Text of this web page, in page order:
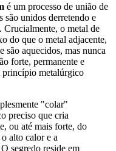
é um processo de união de
são unidos derretendo e
Crucialmente, o metal de
do que o metal adjacente,
são aquecidos, mas nunca
forte, permanente e
princípio metalúrgico
"colar"
preciso que cria
ou até mais forte, do
alto calor e a
segredo reside em